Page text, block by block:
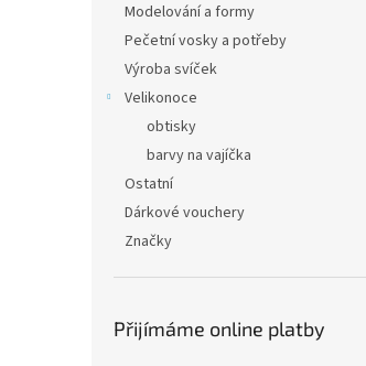
Modelování a formy
Pečetní vosky a potřeby
Výroba svíček
Velikonoce
obtisky
barvy na vajíčka
Ostatní
Dárkové vouchery
Značky
Přijímáme online platby